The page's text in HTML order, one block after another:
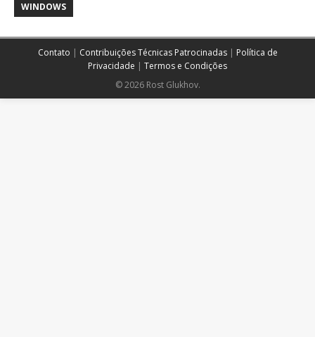
WINDOWS
Contato | Contribuições Técnicas Patrocinadas| Política de
Privacidade | Termos e Condições
© 2026 Rost Glukhov.